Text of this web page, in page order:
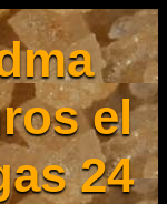
el
24